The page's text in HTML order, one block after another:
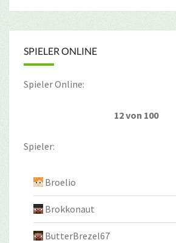
SPIELER ONLINE
Spieler Online:
12 von 100
Spieler:
Broelio
Brokkonaut
ButterBrezel67